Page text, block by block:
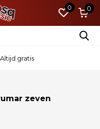
0 0
Altijd gratis
zeven